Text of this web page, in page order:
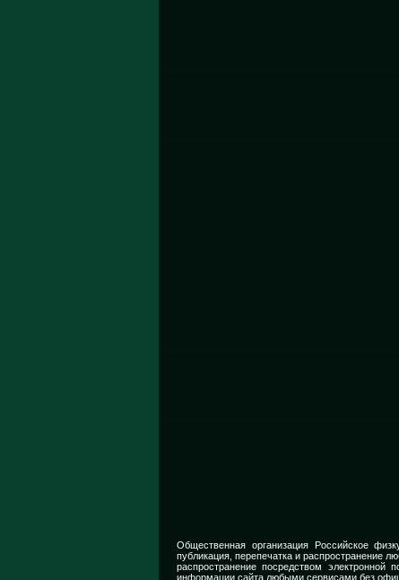
Общественная организация Российское
публикация, перепечатка и распространение
распространение посредством
информации сайта любыми сервисами без